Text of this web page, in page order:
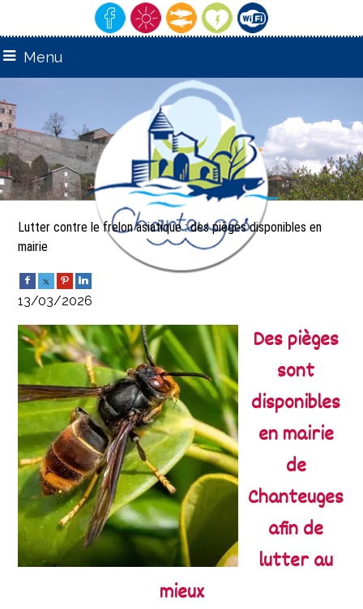
Menu
"Villageremarquable"
Lutter contre le frelon asiatique : des pièges disponibles en
mairie
13/03/2026
Des pièges
sont
disponibles
en mairie
de
Chanteuges
afin de
lutter au
mieux